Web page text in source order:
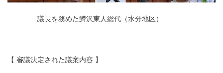
議長を務めた鱒沢東人総代（水分地区）
【 審議決定された議案内容 】